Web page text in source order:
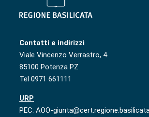
Contatti e indirizzi
Viale Vincenzo Verrastro, 4
85100 Potenza PZ
Tel 0971 661111
URP
PEC: AOO-